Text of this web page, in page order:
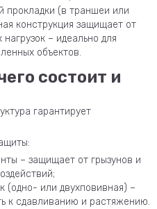
прокладки (в траншеи или
конструкция защищает от
– идеально для
объектов.
состоит и
гарантирует
– защищает от грызунов и
(одно- или двухповивная) –
к сдавливанию и растяжению.